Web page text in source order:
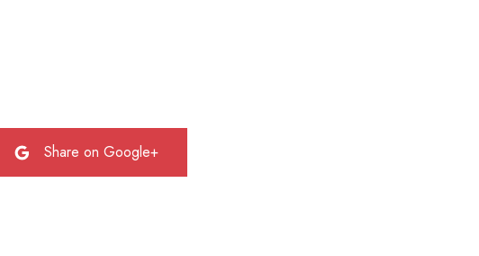
Share on Google+